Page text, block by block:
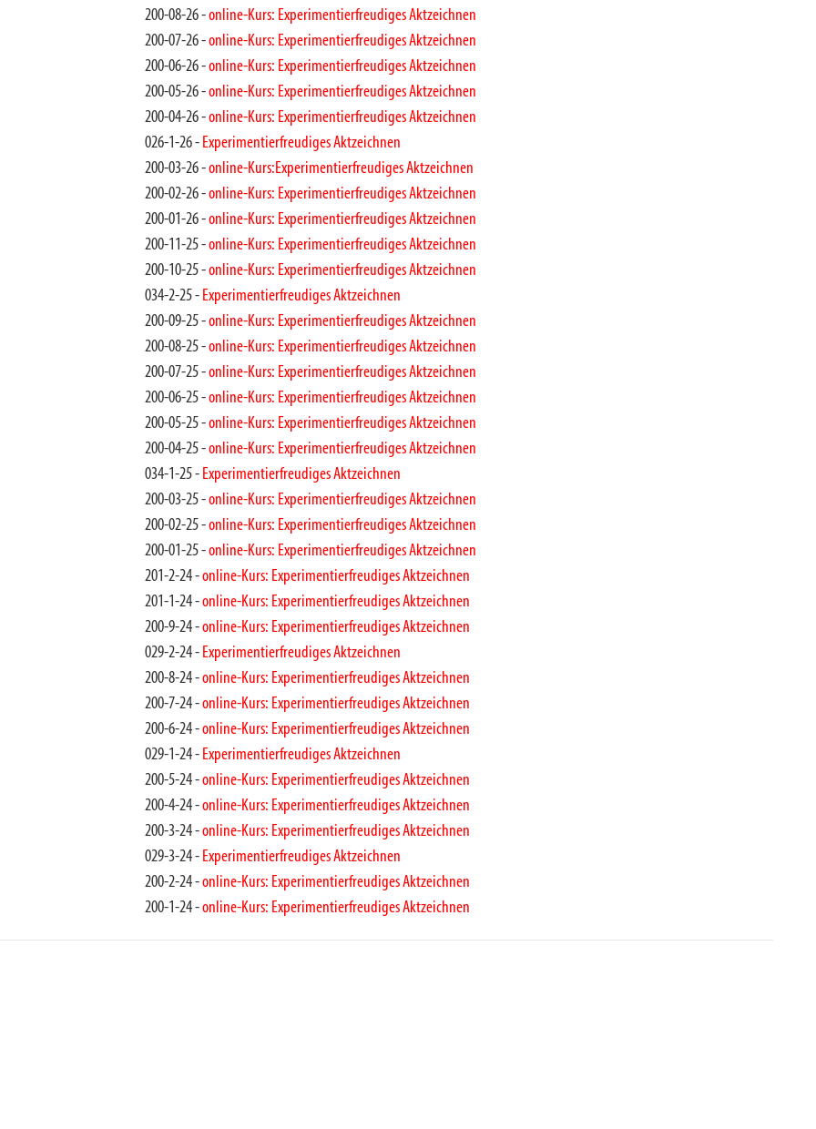
200-08-26 -online-Kurs: Experimentierfreudiges Aktzeichnen
200-07-26 -online-Kurs: Experimentierfreudiges Aktzeichnen
200-06-26 -online-Kurs: Experimentierfreudiges Aktzeichnen
200-05-26 -online-Kurs: Experimentierfreudiges Aktzeichnen
200-04-26 -online-Kurs: Experimentierfreudiges Aktzeichnen
026-1-26 - Experimentierfreudiges Aktzeichnen
200-03-26 -online-Kurs:Experimentierfreudiges Aktzeichnen
200-02-26 -online-Kurs: Experimentierfreudiges Aktzeichnen
200-01-26 -online-Kurs: Experimentierfreudiges Aktzeichnen
200-11-25 -online-Kurs: Experimentierfreudiges Aktzeichnen
200-10-25 -online-Kurs: Experimentierfreudiges Aktzeichnen
034-2-25 - Experimentierfreudiges Aktzeichnen
200-09-25 -online-Kurs: Experimentierfreudiges Aktzeichnen
200-08-25 -online-Kurs: Experimentierfreudiges Aktzeichnen
200-07-25 -online-Kurs: Experimentierfreudiges Aktzeichnen
200-06-25 -online-Kurs: Experimentierfreudiges Aktzeichnen
200-05-25 -online-Kurs: Experimentierfreudiges Aktzeichnen
200-04-25 -online-Kurs: Experimentierfreudiges Aktzeichnen
034-1-25 - Experimentierfreudiges Aktzeichnen
200-03-25 -online-Kurs: Experimentierfreudiges Aktzeichnen
200-02-25 -online-Kurs: Experimentierfreudiges Aktzeichnen
200-01-25 -online-Kurs: Experimentierfreudiges Aktzeichnen
201-2-24 -online-Kurs: Experimentierfreudiges Aktzeichnen
201-1-24 -online-Kurs: Experimentierfreudiges Aktzeichnen
200-9-24 -online-Kurs: Experimentierfreudiges Aktzeichnen
029-2-24 - Experimentierfreudiges Aktzeichnen
200-8-24 -online-Kurs: Experimentierfreudiges Aktzeichnen
200-7-24 -online-Kurs: Experimentierfreudiges Aktzeichnen
200-6-24 -online-Kurs: Experimentierfreudiges Aktzeichnen
029-1-24 - Experimentierfreudiges Aktzeichnen
200-5-24 -online-Kurs: Experimentierfreudiges Aktzeichnen
200-4-24 -online-Kurs: Experimentierfreudiges Aktzeichnen
200-3-24 -online-Kurs: Experimentierfreudiges Aktzeichnen
029-3-24 - Experimentierfreudiges Aktzeichnen
200-2-24 -online-Kurs: Experimentierfreudiges Aktzeichnen
200-1-24 -online-Kurs: Experimentierfreudiges Aktzeichnen